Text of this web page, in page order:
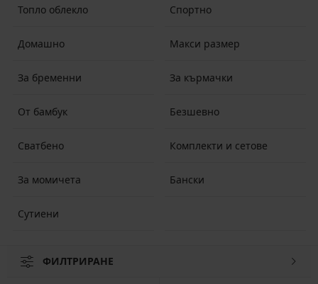
Топло облекло Спортно
Домашно Макси размер
За бременни За кърмачки
От бамбук Безшевно
Сватбено Комплекти и сетове
За момичета Бански
Сутиени
ФИЛТРИРАНЕ